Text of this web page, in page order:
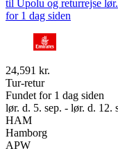
til Upolu og returrejse
for 1 dag siden
24,591 kr.
Tur-retur
Fundet for 1 dag siden
lør. d. 5. sep. - lør. d. 12.
HAM
Hamborg
APW